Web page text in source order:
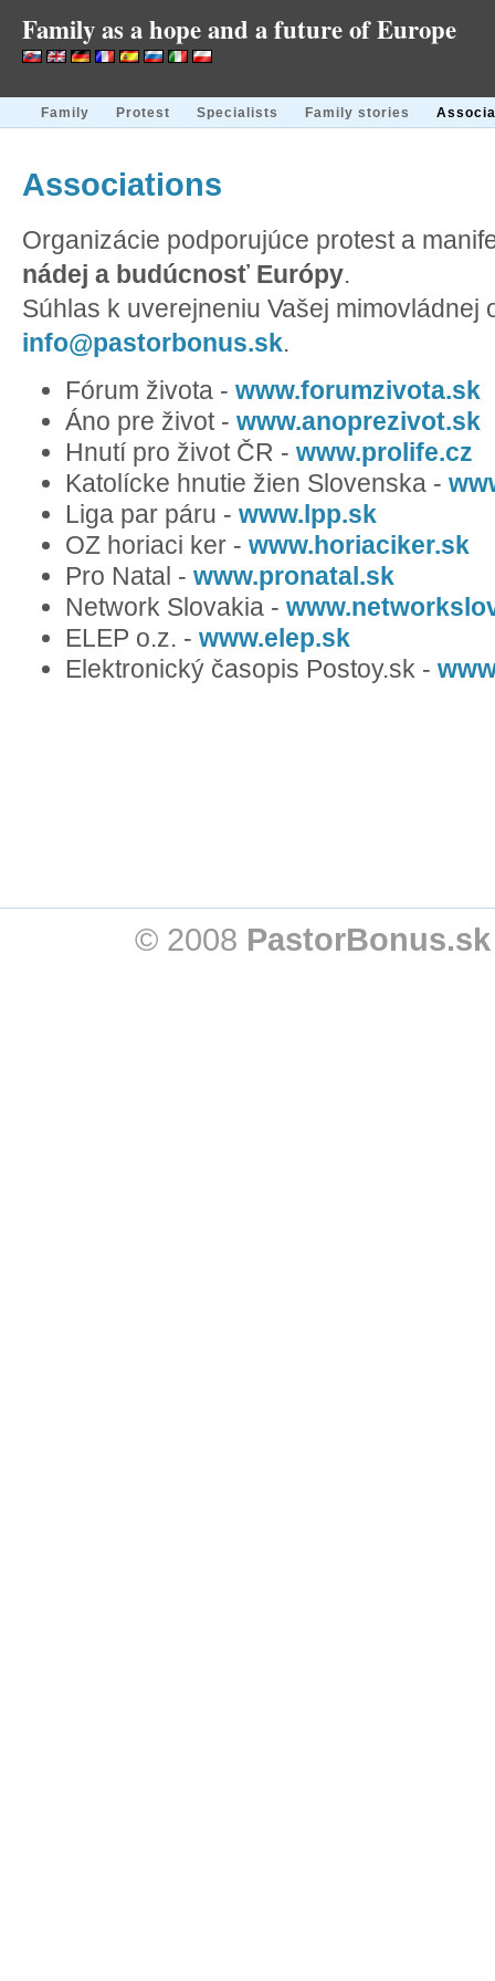
Family as a hope and a future of Europe
Family Protest Specialists Family stories
Associations
Organizácie podporujúce protest a
nádej a budúcnosť Európy.
Súhlas k uverejneniu Vašej mimovládnej
info@pastorbonus.sk.
Fórum života - www.forumzivota.sk
Áno pre život - www.anoprezivot.sk
Hnutí pro život ČR - www.prolife.cz
Katolícke hnutie žien Slovenska -
Liga par páru - www.lpp.sk
OZ horiaci ker - www.horiaciker.sk
Pro Natal - www.pronatal.sk
Network Slovakia -
ELEP o.z. - www.elep.sk
Elektronický časopis Postoy.sk -
© 2008 PastorBonus.sk